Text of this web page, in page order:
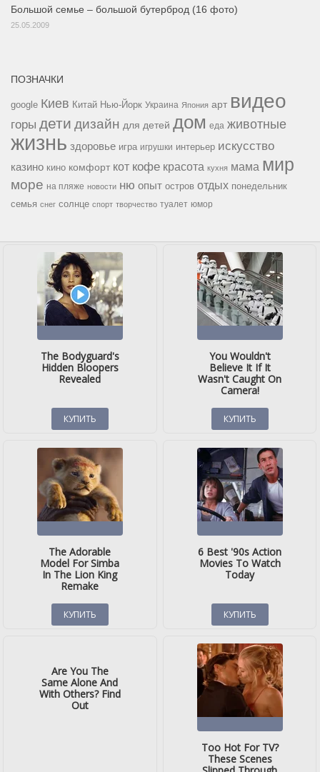
Большой семье – большой бутерброд (16 фото)
25.05.2009
ПОЗНАЧКИ
google Киев Китай Нью-Йорк Украина Япония арт видео
горы дети дизайн для детей дом еда животные
жизнь здоровье игра игрушки интерьер искусство
казино кино комфорт кот кофе красота кухня мама мир
море на пляже новости ню опыт остров отдых понедельник
семья снег солнце спорт творчество туалет юмор